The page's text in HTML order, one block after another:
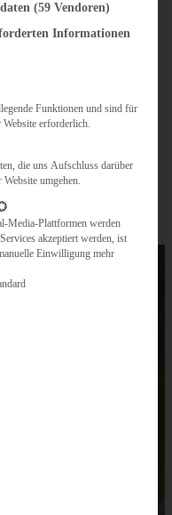
(59 Vendoren)
Informationen
eine Einwilligung erteilt werden
Funktionen und sind für
erforderlich.
die uns Aufschluss darüber
umgehen.
Media-Plattformen werden
akzeptiert werden, ist
Einwilligung mehr